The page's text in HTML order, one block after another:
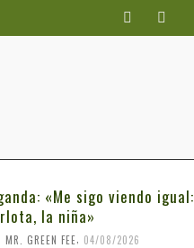
«Me sigo viendo igual:
la niña»
MR. GREEN FEE 04/08/2026